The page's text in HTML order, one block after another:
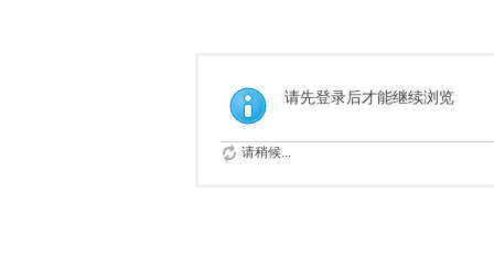
QQ新群
请先登录后才能继续浏览
请稍候...